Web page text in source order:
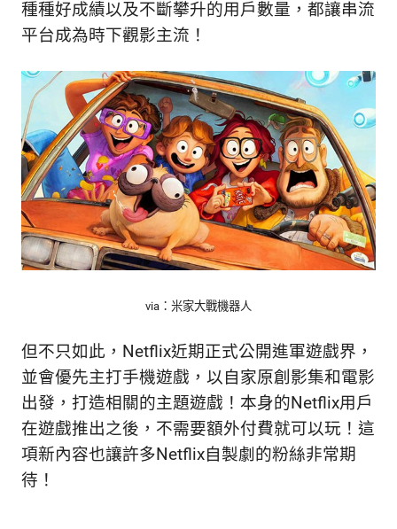
和
CBOOK
起
到
專
屬
的
生
活
態
度。
種種好成績以及不斷攀升的用戶數量，都讓串流
平台成為時下觀影主流！
via：米家大戰機器人
但不只如此，Netflix近期正式公開進軍遊戲界，
並會優先主打手機遊戲，以自家原創影集和電影
出發，打造相關的主題遊戲！本身的Netflix用戶
在遊戲推出之後，不需要額外付費就可以玩！這
項新內容也讓許多Netflix自製劇的粉絲非常期
待！